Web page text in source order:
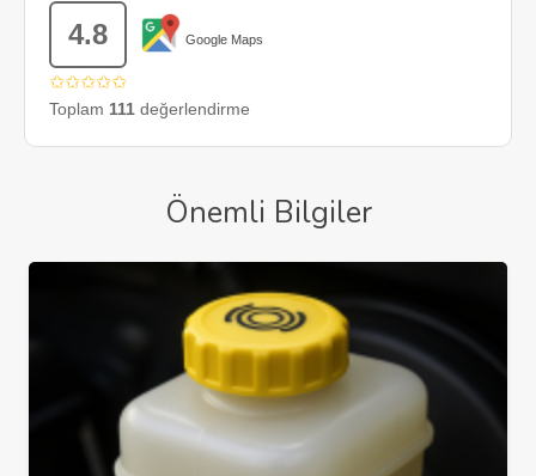
4.8 Google Maps
✩✩✩✩✩
Toplam 111 değerlendirme
Önemli Bilgiler